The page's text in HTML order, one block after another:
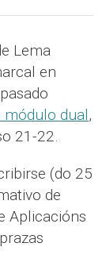
Lema
en
dual,
21-22.
(do 25
de
Aplicacións